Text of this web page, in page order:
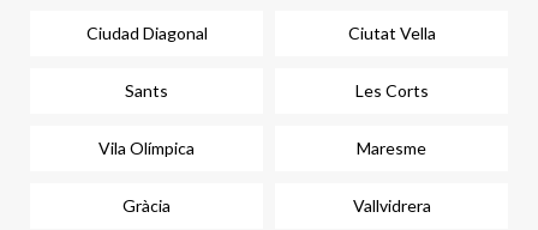
Ciudad Diagonal Ciutat Vella
Sants Les Corts
Vila Olímpica Maresme
Gràcia Vallvidrera